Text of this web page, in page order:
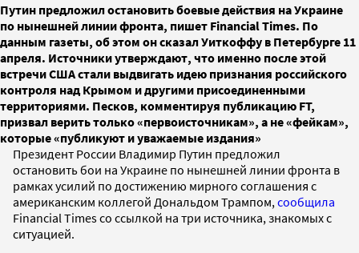
Путин предложил остановить боевые действия на Украине
по нынешней линии фронта, пишет Financial Times. По
данным газеты, об этом он сказал Уиткоффу в Петербурге 11
апреля. Источники утверждают, что именно после этой
встречи США стали выдвигать идею признания российского
контроля над Крымом и другими присоединенными
территориями. Песков, комментируя публикацию FT,
призвал верить только «первоисточникам», а не «фейкам»,
которые «публикуют и уважаемые издания»
Президент России Владимир Путин предложил
остановить бои на Украине по нынешней линии фронта в
рамках усилий по достижению мирного соглашения с
американским коллегой Дональдом Трампом, сообщила
Financial Times со ссылкой на три источника, знакомых с
ситуацией.